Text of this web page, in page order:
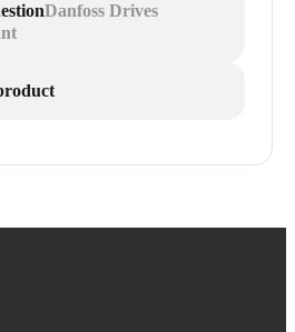
Danfoss Drives